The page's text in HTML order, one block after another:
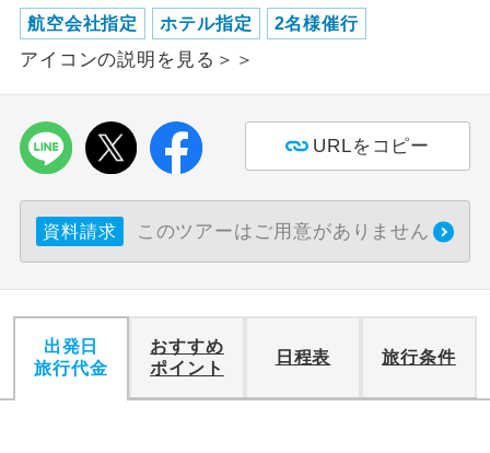
航空会社指定 ホテル指定 2名様催行
アイコンの説明を見る＞＞
URLをコピー
資料請求 このツアーはご用意がありません
出発日
旅行代金
おすすめ
ポイント
日程表 旅行条件